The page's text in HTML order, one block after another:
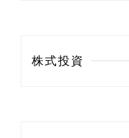
株式投資